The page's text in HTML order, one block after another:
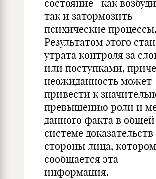
состояние– как
так и затормозить
психические процессы.
Результатом этого
утрата контроля за
или поступками,
неожиданность может
привести к
превышению роли и
данного факта в общей
системе доказательств
стороны лица,
сообщается эта
информация.